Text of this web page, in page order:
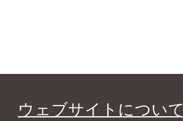
ウェブサイトについて